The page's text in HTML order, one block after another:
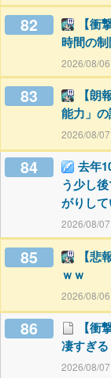
82
【
時間の
2026/08/
83
【
能力」
2026/08/
84
去年
う少し
がりし
2026/08/
85
【
ｗｗ
2026/08/
86
【
凄すぎる
2026/08/